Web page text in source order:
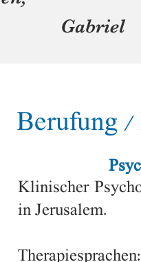
Berufung /
Klinischer
in Jerusalem.